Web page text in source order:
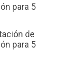
de
para 5